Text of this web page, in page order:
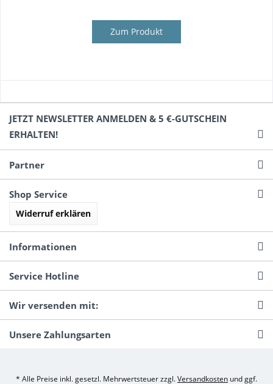
Zum Produkt
JETZT NEWSLETTER ANMELDEN & 5 €-GUTSCHEIN
ERHALTEN!
Partner
Shop Service
Widerruf erklären
Informationen
Service Hotline
Wir versenden mit:
Unsere Zahlungsarten
* Alle Preise inkl. gesetzl. Mehrwertsteuer zzgl.Versandkosten und ggf.